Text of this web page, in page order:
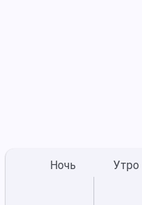
Ночь Утро